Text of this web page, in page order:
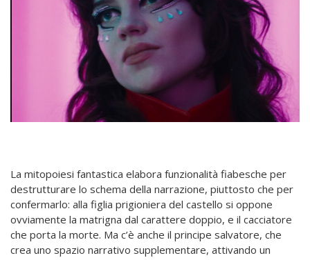
La mitopoiesi fantastica elabora funzionalità fiabesche per
destrutturare lo schema della narrazione, piuttosto che per
confermarlo: alla figlia prigioniera del castello si oppone
ovviamente la matrigna dal carattere doppio, e il cacciatore
che porta la morte. Ma c’è anche il principe salvatore, che
crea uno spazio narrativo supplementare, attivando un